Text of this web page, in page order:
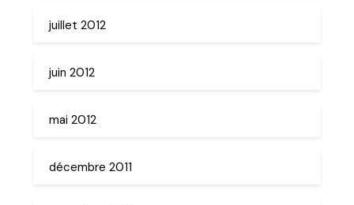
juillet 2012
juin 2012
mai 2012
décembre 2011